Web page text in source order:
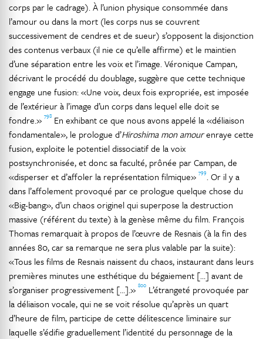
corps par le cadrage). À l’union physique consommée dans
l’amour ou dans la mort (les corps nus se couvrent
successivement de cendres et de sueur) s’opposent la disjonction
des contenus verbaux (il nie ce qu’elle affirme) et le maintien
d’une séparation entre les voix et l’image. Véronique Campan,
décrivant le procédé du doublage, suggère que cette technique
engage une fusion: «Une voix, deux fois expropriée, est imposée
de l’extérieur à l’image d’un corps dans lequel elle doit se
fondre.» 798 En exhibant ce que nous avons appelé la «déliaison
fondamentale», le prologue d’Hiroshima mon amourenraye cette
fusion, exploite le potentiel dissociatif de la voix
postsynchronisée, et donc sa faculté, prônée par Campan, de
«disperser et d’affoler la représentation filmique» 799. Or il y a
dans l’affolement provoqué par ce prologue quelque chose du
«Big-bang», d’un chaos originel qui superpose la destruction
massive (référent du texte) à la genèse même du film. François
Thomas remarquait à propos de l’œuvre de Resnais (à la fin des
années 80, car sa remarque ne sera plus valable par la suite):
«Tous les films de Resnais naissent du chaos, instaurant dans leurs
premières minutes une esthétique du bégaiement […] avant de
s’organiser progressivement […].» 800 L’étrangeté provoquée par
la déliaison vocale, qui ne se voit résolue qu’après un quart
d’heure de film, participe de cette délitescence liminaire sur
laquelle s’édifie graduellement l’identité du personnage de la